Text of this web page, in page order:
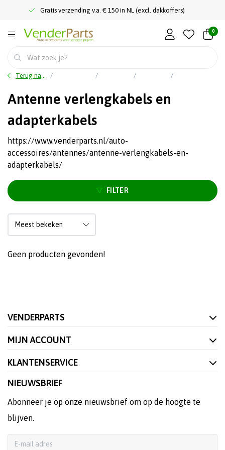
Gratis verzending v.a. € 150 in NL (excl. dakkoffers)
0
Terug naar home
Antenne verlengkabels en
adapterkabels
https://www.venderparts.nl/auto-
accessoires/antennes/antenne-verlengkabels-en-
adapterkabels/
FILTER
Geen producten gevonden!
VENDERPARTS
MIJN ACCOUNT
KLANTENSERVICE
NIEUWSBRIEF
Abonneer je op onze nieuwsbrief om op de hoogte te
blijven.